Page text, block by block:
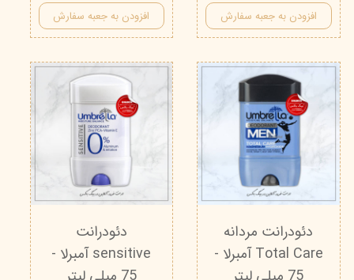
افزودن به جعبه سفارش افزودن به جعبه سفارش
دئودرانت مردانه
Total Care آمبرلا -
دئودرانت
sensitive آمبرلا -